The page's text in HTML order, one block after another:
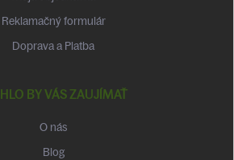
Reklamačný formulár
Doprava a Platba
BY VÁS ZAUJÍMAŤ
O nás
Blog